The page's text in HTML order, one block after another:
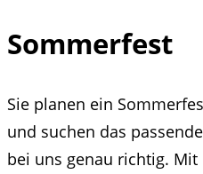
Sommerfest
Sie planen ein
und suchen das
bei uns genau richtig.